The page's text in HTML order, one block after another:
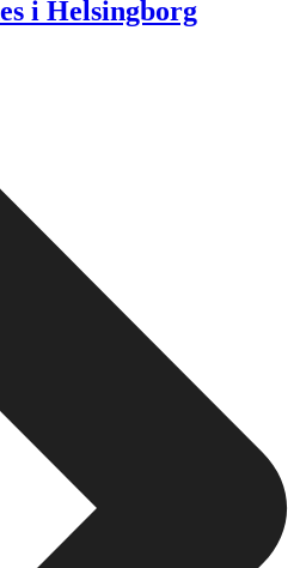
i Helsingborg